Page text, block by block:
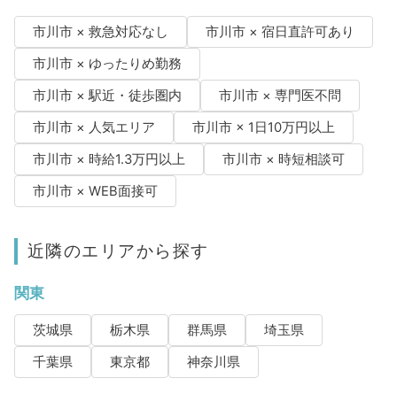
市川市 × 救急対応なし
市川市 × 宿日直許可あり
市川市 × ゆったりめ勤務
市川市 × 駅近・徒歩圏内
市川市 × 専門医不問
市川市 × 人気エリア
市川市 × 1日10万円以上
市川市 × 時給1.3万円以上
市川市 × 時短相談可
市川市 × WEB面接可
近隣のエリアから探す
関東
茨城県 栃木県 群馬県
埼玉県
千葉県
東京都 神奈川県